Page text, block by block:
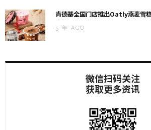
肯德基全国门店推出Oatly燕麦雪
5 年 AGO
微信扫码关注
获取更多资讯